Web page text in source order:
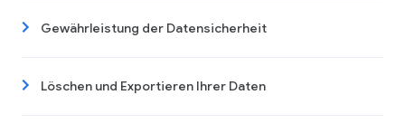
Gewährleistung der Datensicherheit
Löschen und Exportieren Ihrer Daten